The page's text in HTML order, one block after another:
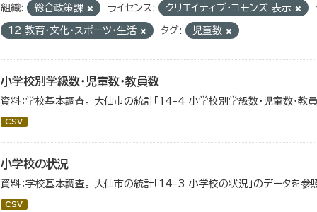
組織: 総合政策課 ライセンス: クリエイティブ・コモンズ 表示
12_教育・文化・スポーツ・生活 タグ: 児童数
小学校別学級数・児童数・教員数
資料：学校基本調査。 大仙市の統計「14-4 小学校別学級数・児童数・教員
CSV
小学校の状況
資料：学校基本調査。 大仙市の統計「14-3 小学校の状況」のデータを参
CSV